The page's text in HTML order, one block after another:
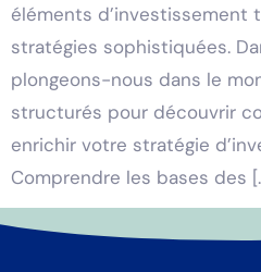
éléments d’investissement
stratégies sophistiquées.
plongeons-nous dans le
structurés pour découvrir
enrichir votre stratégie
Comprendre les bases des